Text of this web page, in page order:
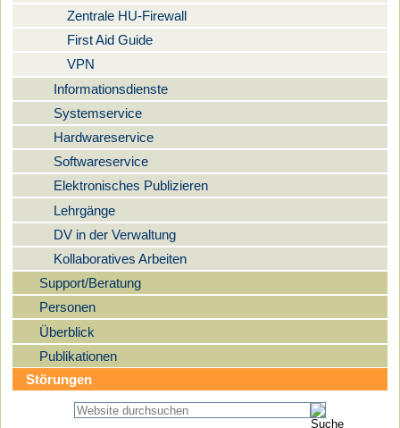
Zentrale HU-Firewall
First Aid Guide
VPN
Informationsdienste
Systemservice
Hardwareservice
Softwareservice
Elektronisches Publizieren
Lehrgänge
DV in der Verwaltung
Kollaboratives Arbeiten
Support/Beratung
Personen
Überblick
Publikationen
Störungen